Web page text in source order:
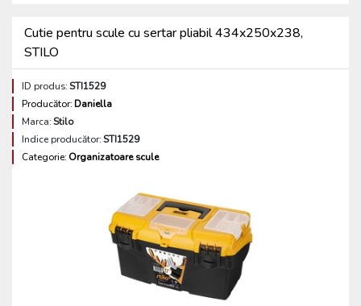
Cutie pentru scule cu sertar pliabil 434x250x238,
STILO
ID produs:STI1529
Producător:Daniella
Marca:Stilo
Indice producător:STI1529
Categorie: Organizatoare scule